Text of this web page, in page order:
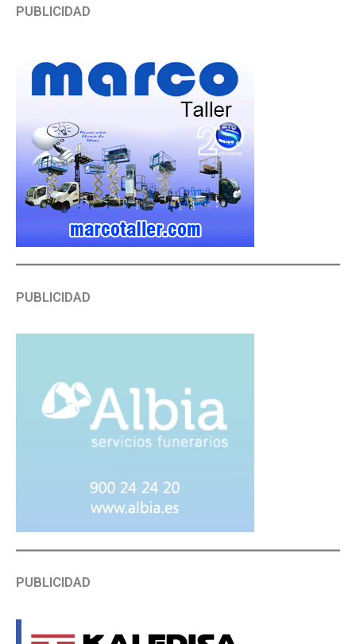
PUBLICIDAD
PUBLICIDAD
PUBLICIDAD